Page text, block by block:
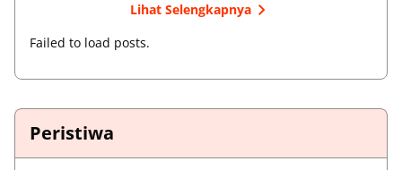
Lihat Selengkapnya
Failed to load posts.
Peristiwa